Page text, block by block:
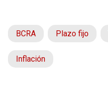
BCRA Plazo fijo
Inflación